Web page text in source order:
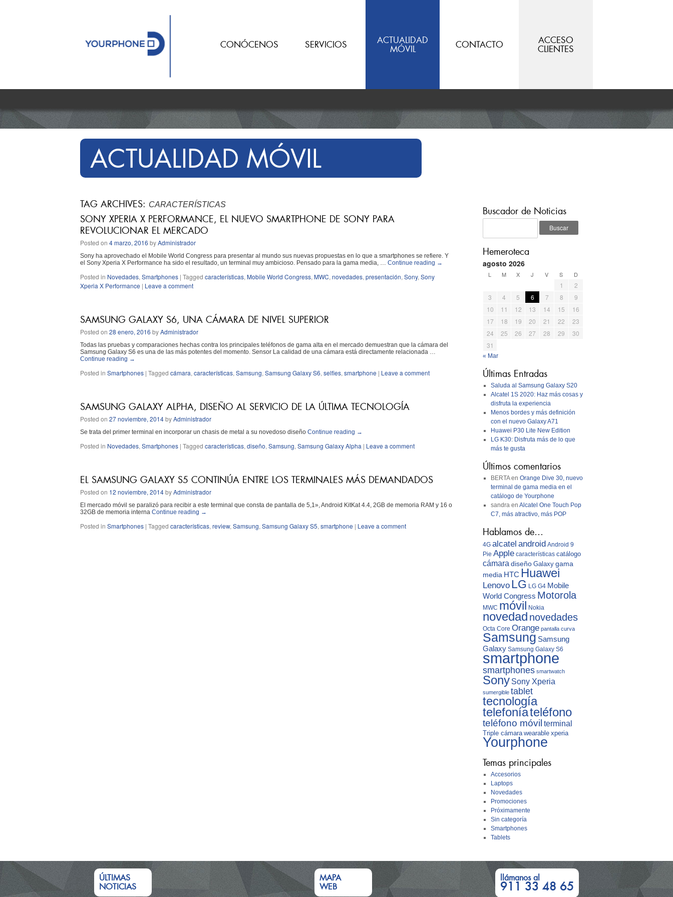
CONÓCENOS SERVICIOS
ACTUALIDAD
MÓVIL
CONTACTO
ACCESO
CLIENTES
ACTUALIDAD MÓVIL
TAG ARCHIVES: CARACTERÍSTICAS
SONY XPERIA X PERFORMANCE, EL NUEVO SMARTPHONE DE SONY PARA
REVOLUCIONAR EL MERCADO
Posted on 4 marzo, 2016 byAdministrador
Sony ha aprovechado el Mobile World Congress para presentar al mundo sus nuevas propuestas en lo que a smartphones se refiere. Y
el Sony Xperia X Performance ha sido el resultado, un terminal muy ambicioso. Pensado para la gama media, … Continue reading →
Posted in Novedades, Smartphones | Tagged características, Mobile World Congress, MWC, novedades, presentación, Sony, Sony
Xperia X Performance | Leave a comment
SAMSUNG GALAXY S6, UNA CÁMARA DE NIVEL SUPERIOR
Posted on 28 enero, 2016 byAdministrador
Todas las pruebas y comparaciones hechas contra los principales teléfonos de gama alta en el mercado demuestran que la cámara del
Samsung Galaxy S6 es una de las más potentes del momento. Sensor La calidad de una cámara está directamente relacionada …
Continue reading →
Posted in Smartphones | Tagged cámara, características, Samsung, Samsung Galaxy S6, selfies, smartphone | Leave a comment
SAMSUNG GALAXY ALPHA, DISEÑO AL SERVICIO DE LA ÚLTIMA TECNOLOGÍA
Posted on 27 noviembre, 2014byAdministrador
Se trata del primer terminal en incorporar un chasis de metal a su novedoso diseño Continue reading →
Posted in Novedades, Smartphones | Tagged características, diseño, Samsung, Samsung Galaxy Alpha | Leave a comment
EL SAMSUNG GALAXY S5 CONTINÚA ENTRE LOS TERMINALES MÁS DEMANDADOS
Posted on 12 noviembre, 2014byAdministrador
El mercado móvil se paralizó para recibir a este terminal que consta de pantalla de 5,1», Android KitKat 4.4, 2GB de memoria RAM y 16 o
32GB de memoria interna Continue reading →
Posted in Smartphones | Tagged características, review, Samsung, Samsung Galaxy S5, smartphone | Leave a comment
Buscador de Noticias
Hemeroteca
agosto 2026
L M X J V S D
1
2
3
4 5 6 7 8
9
10
11 12 13 14 15
16
17
18 19 20 21 22
23
24
25 26 27 28 29
30
31
« Mar
Últimas Entradas
Saluda al Samsung Galaxy S20
Alcatel 1S 2020: Haz más cosas y
disfruta la experiencia
Menos bordes y más definición
con el nuevo Galaxy A71
Huawei P30 Lite New Edition
LG K30: Disfruta más de lo que
más te gusta
Últimos comentarios
BERTAen Orange Dive 30, nuevo
terminal de gama media en el
catálogo de Yourphone
sandraen Alcatel One Touch Pop
C7, más atractivo, más POP
Hablamos de…
4G alcatel android Android 9
Pie Apple características catálogo
cámara diseño Galaxy gama
media HTC Huawei
Lenovo LG LG G4 Mobile
World Congress Motorola
MWC móvil Nokia
novedad novedades
Octa Core Orange pantalla curva
Samsung Samsung
Galaxy Samsung Galaxy S6
smartphone
smartphones smartwatch
Sony Sony Xperia
sumergible tablet
tecnología
telefoníateléfono
teléfono móvil terminal
Triple cámara wearable xperia
Yourphone
Temas principales
Accesorios
Laptops
Novedades
Promociones
Próximamente
Sin categoría
Smartphones
Tablets
ÚLTIMAS
NOTICIAS
MAPA
WEB
llámanos al
911 33 48 65